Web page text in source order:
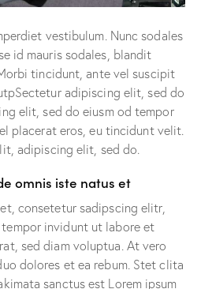
vestibulum. Nunc sodales
id mauris sodales, blandit
tincidunt, ante vel suscipit
adipiscing elit, sed do
elit, sed do eiusm od tempor
placerat eros, eu tincidunt velit.
adipiscing elit, sed do.
omnis iste natus et
consetetur sadipscing elitr,
invidunt ut labore et
sed diam voluptua. At vero
dolores et ea rebum. Stet clita
sanctus est Lorem ipsum